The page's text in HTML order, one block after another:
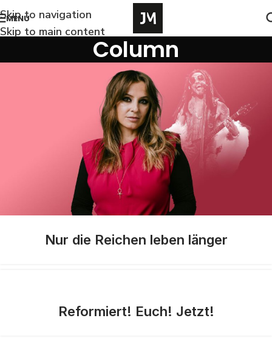
Skip to navigation
Skip to main content
MENU
Column
Nur die Reichen leben länger
Reformiert! Euch! Jetzt!